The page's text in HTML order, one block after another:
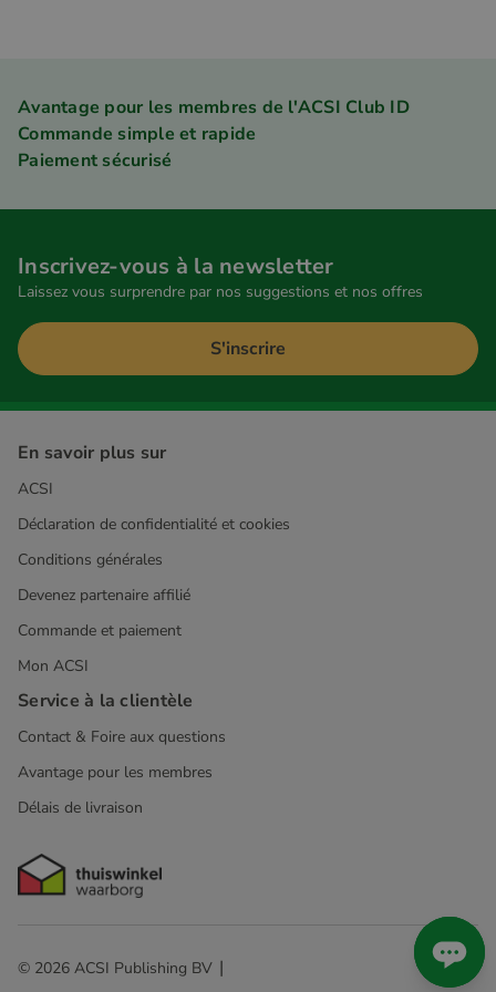
Avantage pour les membres de l'ACSI Club ID
Commande simple et rapide
Paiement sécurisé
Inscrivez-vous à la newsletter
Laissez vous surprendre par nos suggestions et nos offres
S'inscrire
En savoir plus sur
ACSI
Déclaration de confidentialité et cookies
Conditions générales
Devenez partenaire affilié
Commande et paiement
Mon ACSI
Service à la clientèle
Contact & Foire aux questions
Avantage pour les membres
Délais de livraison
© 2026 ACSI Publishing BV